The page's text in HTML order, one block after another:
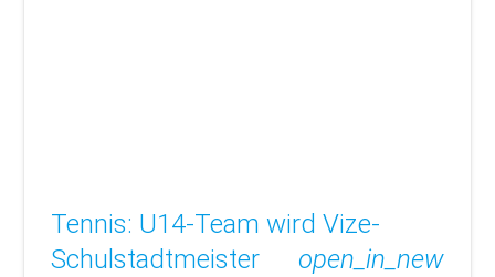
Tennis: U14-Team wird Vize-
Schulstadtmeister
open_in_new